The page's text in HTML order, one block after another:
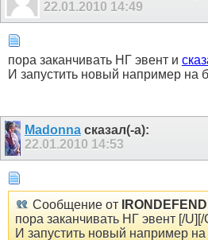
22.01.2010 14:49
пора заканчивать НГ эвент и
И запустить новый например на
Madonnaсказал(-а):
22.01.2010 14:53
Сообщение от
пора заканчивать НГ эвент [/U][/
И запустить новый например